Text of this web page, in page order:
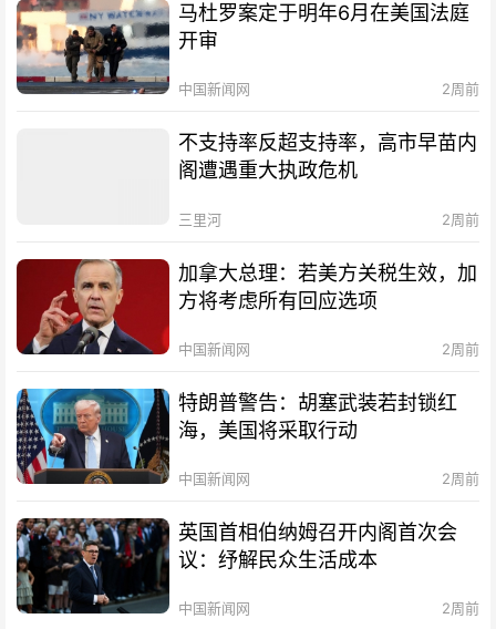
马杜罗案定于明年6月在美国法庭
开审
中国新闻网 2周前
不支持率反超支持率，高市早苗内
阁遭遇重大执政危机
三里河 2周前
加拿大总理：若美方关税生效，加
方将考虑所有回应选项
中国新闻网 2周前
特朗普警告：胡塞武装若封锁红
海，美国将采取行动
中国新闻网 2周前
英国首相伯纳姆召开内阁首次会
议：纾解民众生活成本
中国新闻网 2周前